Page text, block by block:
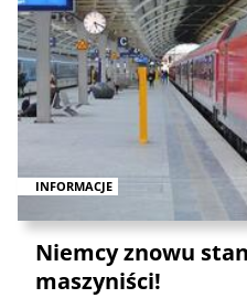
INFORMACJE
Niemcy znowu
maszyniści!